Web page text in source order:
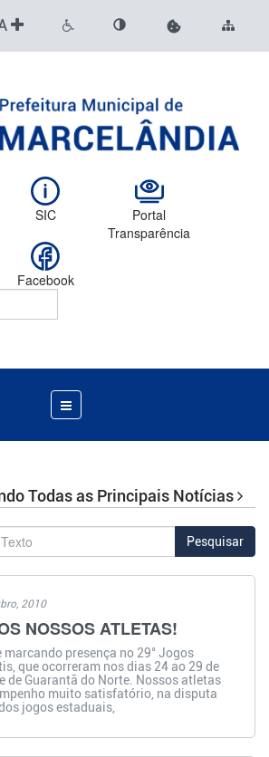
SIC
Portal
Transparência
Facebook
Menu
de
Navegação
Todas as Principais Notícias
Pesquisar
2010
NOSSOS ATLETAS!
marcando presença no 29° Jogos
que ocorreram nos dias 24 ao 29 de
de Guarantã do Norte. Nossos atletas
muito satisfatório, na disputa
jogos estaduais,